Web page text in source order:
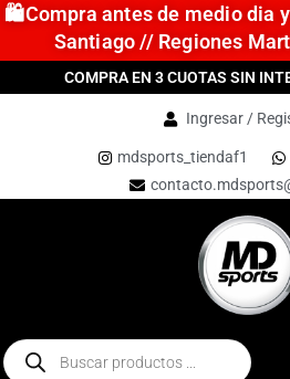
🛍️Compra antes de medio dia
Santiago // Regiones
COMPRA EN 3 CUOTAS SIN
Ingresar /
mdsports_tiendaf1